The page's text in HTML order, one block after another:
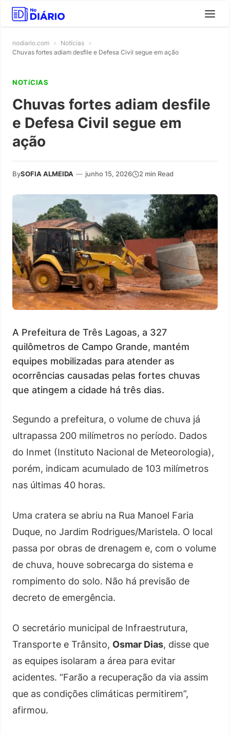
nodiario.com » Notícias »
Chuvas fortes adiam desfile e Defesa Civil segue em ação
NOTíCIAS
Chuvas fortes adiam desfile
e Defesa Civil segue em
ação
BySOFIA ALMEIDA — junho 15, 2026 2 min Read
A Prefeitura de Três Lagoas, a 327
quilômetros de Campo Grande, mantém
equipes mobilizadas para atender as
ocorrências causadas pelas fortes chuvas
que atingem a cidade há três dias.
Segundo a prefeitura, o volume de chuva já
ultrapassa 200 milímetros no período. Dados
do Inmet (Instituto Nacional de Meteorologia),
porém, indicam acumulado de 103 milímetros
nas últimas 40 horas.
Uma cratera se abriu na Rua Manoel Faria
Duque, no Jardim Rodrigues/Maristela. O local
passa por obras de drenagem e, com o volume
de chuva, houve sobrecarga do sistema e
rompimento do solo. Não há previsão de
decreto de emergência.
O secretário municipal de Infraestrutura,
Transporte e Trânsito, Osmar Dias, disse que
as equipes isolaram a área para evitar
acidentes. “Farão a recuperação da via assim
que as condições climáticas permitirem”,
afirmou.